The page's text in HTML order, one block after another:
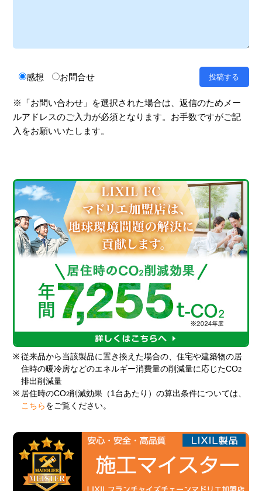
感想 お問合せ
※「お問い合わせ」を選択された場合は、返信のためメー
ルアドレスのご入力が必須となります。お手数ですがご記
入をお願いいたします。
※ 従来品から当該製品に置き換えた場合の、住宅や建築物の居
住時の暖冷房などのエネルギー消費量の削減量に応じたCO2
排出削減量
※ 居住時のCO2削減効果（1台あたり）の算出条件については、
こちら をご覧ください。